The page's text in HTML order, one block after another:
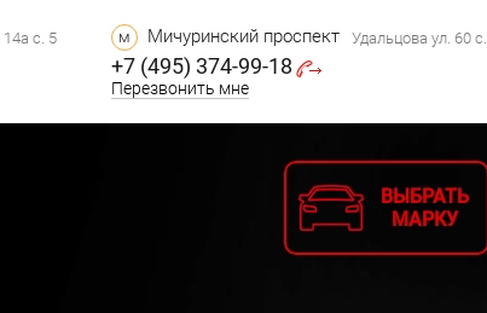
с. 5 м Мичуринский проспект Удальцова ул. 60
+7 (495) 374-99-18
Перезвонить мне
ВЫБРАТЬ
МАРКУ